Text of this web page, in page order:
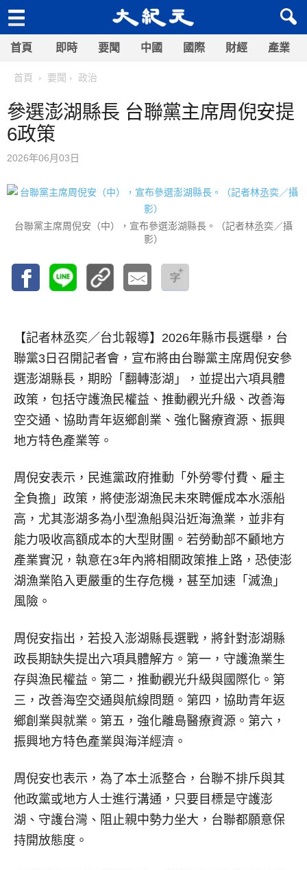
首頁 即時 要聞 中國 國際 財經 產業
首頁 要聞 政治
參選澎湖縣長 台聯黨主席周倪安提
6政策
2026年06月03日
台聯黨主席周倪安（中），宣布參選澎湖縣長。（記者林丞奕／攝
影）
【記者林丞奕／台北報導】 2026年縣市長選舉，台
聯黨3日召開記者會，宣布將由台聯黨主席周倪安參
選澎湖縣長，期盼「翻轉澎湖」，並提出六項具體
政策，包括守護漁民權益、推動觀光升級、改善海
空交通、協助青年返鄉創業、強化醫療資源、振興
地方特色產業等。
周倪安表示，民進黨政府推動「外勞零付費、雇主
全負擔」政策，將使澎湖漁民未來聘僱成本水漲船
高，尤其澎湖多為小型漁船與沿近海漁業，並非有
能力吸收高額成本的大型財團。若勞動部不顧地方
產業實況，執意在3年內將相關政策推上路，恐使澎
湖漁業陷入更嚴重的生存危機，甚至加速「滅漁」
風險。
周倪安指出，若投入澎湖縣長選戰，將針對澎湖縣
政長期缺失提出六項具體解方。第一，守護漁業生
存與漁民權益。第二，推動觀光升級與國際化。第
三，改善海空交通與航線問題。第四，協助青年返
鄉創業與就業。第五，強化離島醫療資源。第六，
振興地方特色產業與海洋經濟。
周倪安也表示，為了本土派整合，台聯不排斥與其
他政黨或地方人士進行溝通，只要目標是守護澎
湖、守護台灣、阻止親中勢力坐大，台聯都願意保
持開放態度。